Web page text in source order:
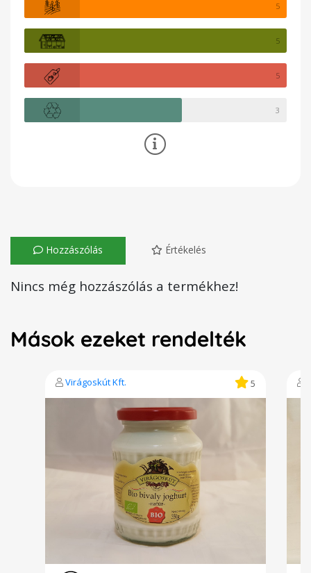
5
5
5
3
Hozzászólás Értékelés
Nincs még hozzászólás a termékhez!
Mások ezeket rendelték
Virágoskút Kft. 5